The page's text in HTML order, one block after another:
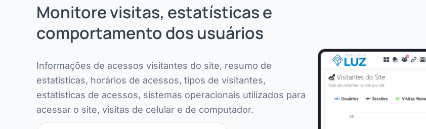
Monitore visitas, estatísticas e
comportamento dos usuários
Informações de acessos visitantes do site, resumo de
estatísticas, horários de acessos, tipos de visitantes,
estatísticas de acessos, sistemas operacionais utilizados para
acessar o site, visitas de celular e de computador.